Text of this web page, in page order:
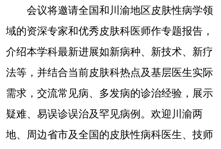
会议将邀请全国和川渝地区皮肤性病学领
域的资深专家和优秀皮肤科医师作专题报告 ，
介绍本学科最新进展如新病种、新技术、新疗
法等，并结合当前皮肤科热点及基层医生实际
需求，交流常见病、多发病的诊治经验，展示
疑难、易误诊误治及罕见病例。 欢迎川渝两
地、周边省市及全国的皮肤性病科医生、技师